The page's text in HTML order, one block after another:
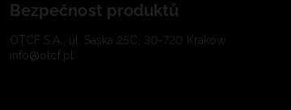
Bezpečnost produktů
OTCF S.A., ul. Saska 25C, 30-720 Kraków
info@otcf.pl